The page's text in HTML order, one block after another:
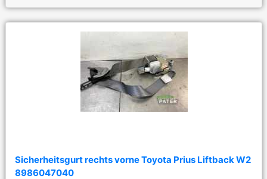
Sicherheitsgurt rechts vorne Toyota Prius Liftback W2
8986047040